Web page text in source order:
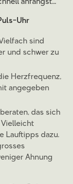
anfängst…
Uhr
sind
und schwer zu
Herzfrequenz,
angegeben
das sich
Vielleicht
Lauftipps dazu.
Ahnung